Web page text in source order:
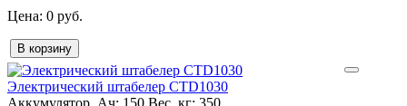
0 руб.
В корзину
Электрический штабелер CTD1030